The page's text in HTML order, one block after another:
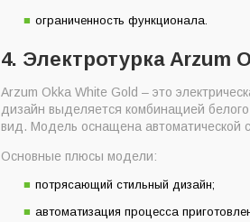
ограниченность функционала.
4. Электротурка Arzum
Arzum Okka White Gold – это
дизайн выделяется комбинацией
вид. Модель оснащена автоматической
Основные плюсы модели:
потрясающий стильный дизайн;
автоматизация процесса